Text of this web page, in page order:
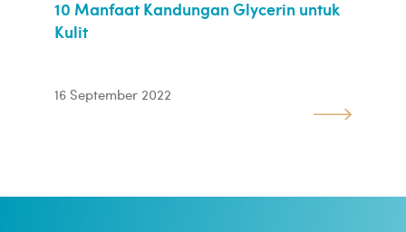
10 Manfaat Kandungan Glycerin untuk
Kulit
16 September 2022